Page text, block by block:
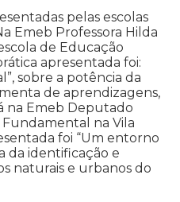
pelas escolas
Emeb Professora Hilda
de Educação
apresentada foi:
sobre a potência da
de aprendizagens,
na Emeb Deputado
Fundamental na Vila
foi “Um entorno
da identificação e
naturais e urbanos do